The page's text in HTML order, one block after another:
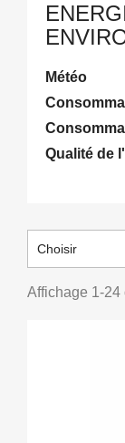
Météo
Qualité de
Choisir
Affichage 1-24